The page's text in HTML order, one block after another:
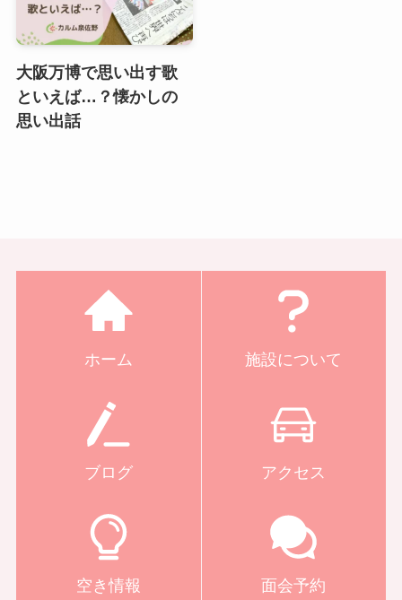
大阪万博で思い出す歌
といえば…？懐かしの
思い出話
ホーム 施設について
ブログ アクセス
空き情報 面会予約